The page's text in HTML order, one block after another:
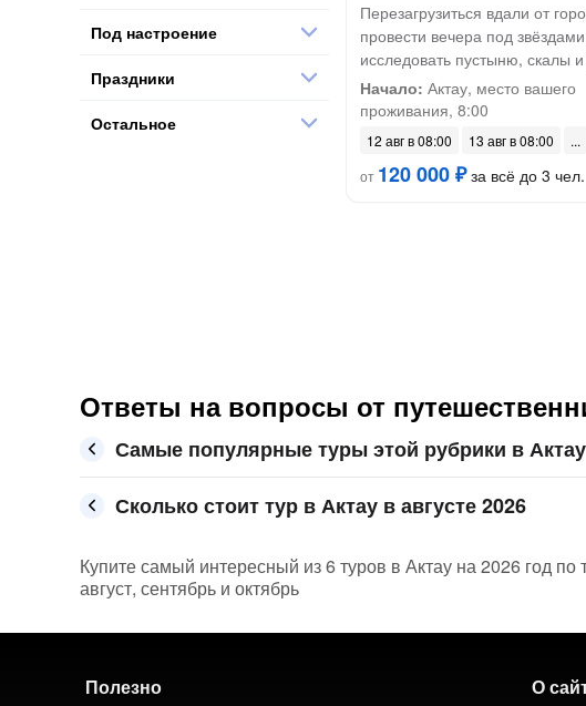
Перезагрузиться вдали от
провести вечера под
исследовать пустыню, скалы
Начало: Актау, место вашего
проживания, 8:00
12 авг в 08:00
13 авг в 08:00
от 120 000 ₽за всё до 3 чел.
Под настроение
Праздники
Остальное
Ответы на вопросы от
Самые популярные туры этой рубрики в Актау
Сколько стоит тур в Актау в августе 2026
Купите самый интересный из 6 туров в Актау на 2026 год
август, сентябрь и октябрь
Полезно О